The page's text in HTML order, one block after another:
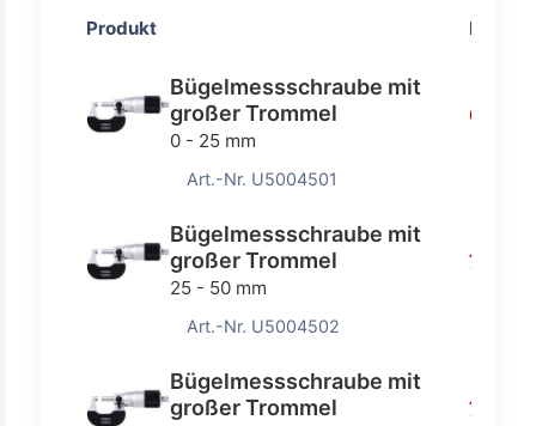
Produkt Preis
Bügelmessschraube mit
großer Trommel
0 - 25 mm
65,70
Art.-Nr. U5004501
Bügelmessschraube mit
großer Trommel
25 - 50 mm
71,30
Art.-Nr. U5004502
Bügelmessschraube mit
großer Trommel
78,20